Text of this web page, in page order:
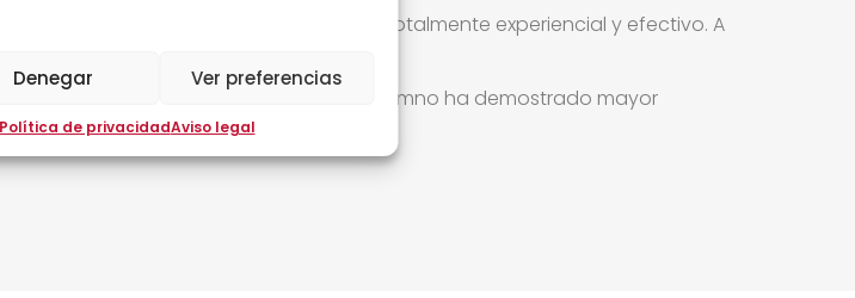
Denegar Ver preferencias
de privacidadAviso legal
prácticos para que el aprendizaje sea totalmente experiencial y efectivo. A
de entre 5-10 minutos.
detectar las fortalezas donde el alumno ha demostrado mayor
de resolver.